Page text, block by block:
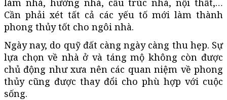
làm nhà, hướng nhà, cấu trúc nhà, nội thất,…
Cần phải xét tất cả các yếu tố mới làm thành
phong thủy tốt cho ngôi nhà.
Ngày nay, do quỹ đất càng ngày càng thu hẹp. Sự
lựa chọn về nhà ở và táng mộ không còn được
chủ động như xưa nên các quan niệm về phong
thủy cũng được thay đổi cho phù hợp với cuộc
sống.